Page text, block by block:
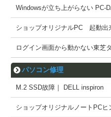
Windowsが立ち上がらない PC-
ショップオリジナルPC 起動出
ログイン画面から動かない東芝
パソコン修理
M.2 SSD故障｜ DELL inspiron
ショップオリジナルノートPCヒ